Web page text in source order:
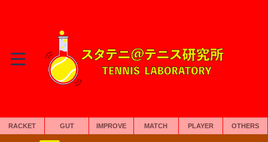
RACKET GUT IMPROVE MATCH PLAYER OTHERS